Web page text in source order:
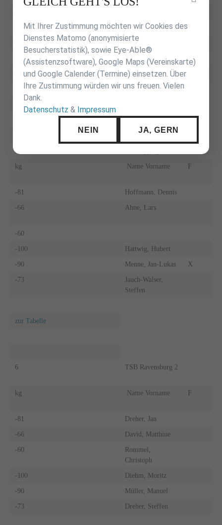
-60 Anderie, Marcel
-100 Benner, Jonas
-90 Draskoczy, Botond
-73 Wiegand, Marc
5
kg Name Vorname F
-81 Hoffmann, Dennis
-66 Ahne, Lars
-60
-100 Hattwig, Hubert
-90 Menne, Jan-Lukas X
-73
Jauch-Walser,
Steffen
zur Tabelle
6 TSB Ravensburg 2
kg Name Vorname F
-81 Dreher, Jan
-66 David, Matthiue
-60
Rommel,
Christoph
-100 Diehm, Moritz
-90 Müller, Manuel
-73 Dreher, Steffen
Mit Ihrer Zustimmung möchten wir Cookies des
Dienstes Matomo (anonymisierte
Besucherstatistik), sowie Eye-Able®
(Assistenzsoftware), Google Maps (Vereinskarte)
und Google Calender (Termine) einsetzen. Über
Ihre Zustimmung würden wir uns freuen. Vielen
Dank.
Datenschutz & Impressum
NEIN JA, GERN